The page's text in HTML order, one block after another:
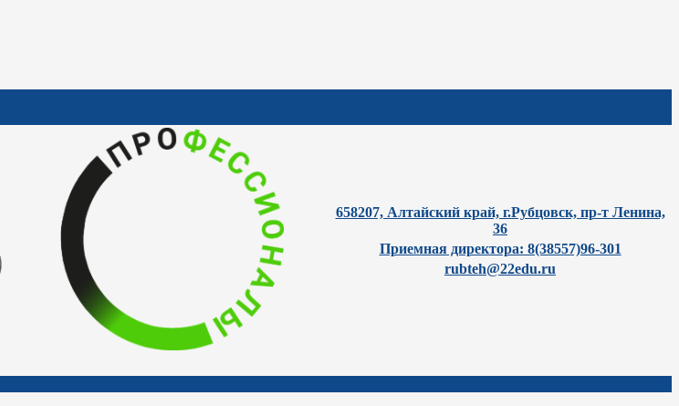
658207, Алтайский край, г.Рубцовск, пр-т Ленина,
36
Приемная директора: 8(38557)96-301
rubteh@22edu.ru